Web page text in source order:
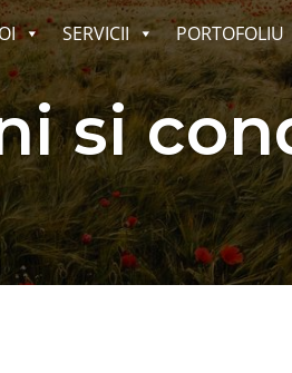
SERVICII PORTOFOLIU
si